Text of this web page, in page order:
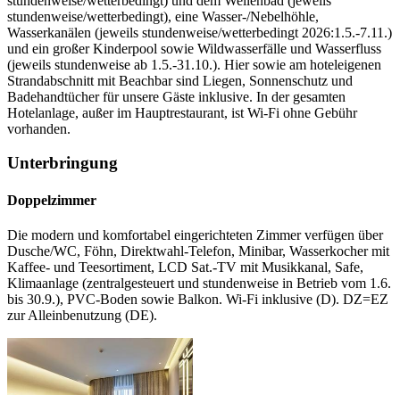
stundenweise/wetterbedingt), eine Wasser-/Nebelhöhle,
Wasserkanälen (jeweils stundenweise/wetterbedingt 2026:1.5.-7.11.)
und ein großer Kinderpool sowie Wildwasserfälle und Wasserfluss
(jeweils stundenweise ab 1.5.-31.10.). Hier sowie am hoteleigenen
Strandabschnitt mit Beachbar sind Liegen, Sonnenschutz und
Badehandtücher für unsere Gäste inklusive. In der gesamten
Hotelanlage, außer im Hauptrestaurant, ist Wi-Fi ohne Gebühr
vorhanden.
Unterbringung
Doppelzimmer
Die modern und komfortabel eingerichteten Zimmer verfügen über
Dusche/WC, Föhn, Direktwahl-Telefon, Minibar, Wasserkocher mit
Kaffee- und Teesortiment, LCD Sat.-TV mit Musikkanal, Safe,
Klimaanlage (zentralgesteuert und stundenweise in Betrieb vom 1.6.
bis 30.9.), PVC-Boden sowie Balkon. Wi-Fi inklusive (D). DZ=EZ
zur Alleinbenutzung (DE).